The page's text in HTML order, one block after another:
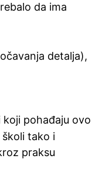
da ima
detalja),
pohađaju ovo
školi tako i
praksu